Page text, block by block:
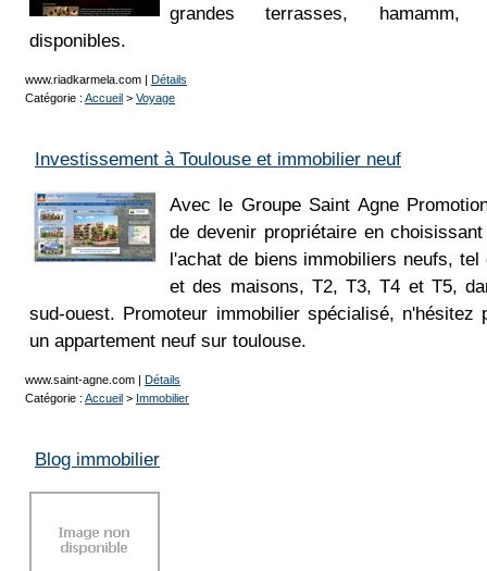
grandes terrasses, hamamm,
disponibles.
www.riadkarmela.com | Détails
Catégorie : Accueil > Voyage
Investissement à Toulouse et immobilier neuf
Avec le Groupe Saint Agne
de devenir propriétaire en
l'achat de biens immobiliers neufs, tel
et des maisons, T2, T3, T4 et T5,
sud-ouest. Promoteur immobilier spécialisé,
un appartement neuf sur toulouse.
www.saint-agne.com | Détails
Catégorie : Accueil > Immobilier
Blog immobilier